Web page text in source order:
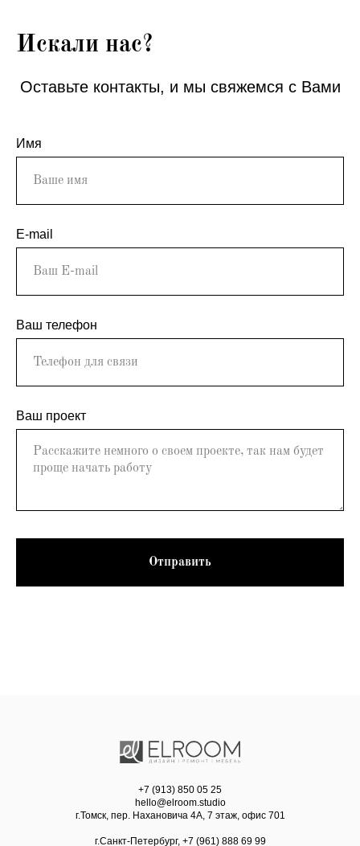
Искали нас?
Оставьте контакты, и мы свяжемся с Вами
Имя
E-mail
Ваш телефон
Ваш проект
Отправить
+7 (913) 850 05 25
hello@elroom.studio
г.Томск, пер. Нахановича 4А, 7 этаж, офис 701
г.Санкт-Петербург, +7 (961) 888 69 99